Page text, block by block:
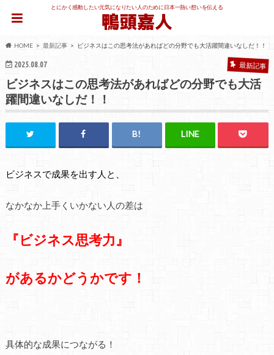
とにかく感動したい元気になりたい人のために日本一熱い想いを伝える
HOME 最新記事 ビジネスはこの思考法があればどの分野でも大活躍間違いなしだ！！
2025.08.07 最新記事
ビジネスはこの思考法があればどの分野でも大活
躍間違いなしだ！！
ビジネスで成果を出す人と、
なかなか上手くいかない人の差は
『ビジネス思考力』
があるかどうかです！
具体的な成果につながる！